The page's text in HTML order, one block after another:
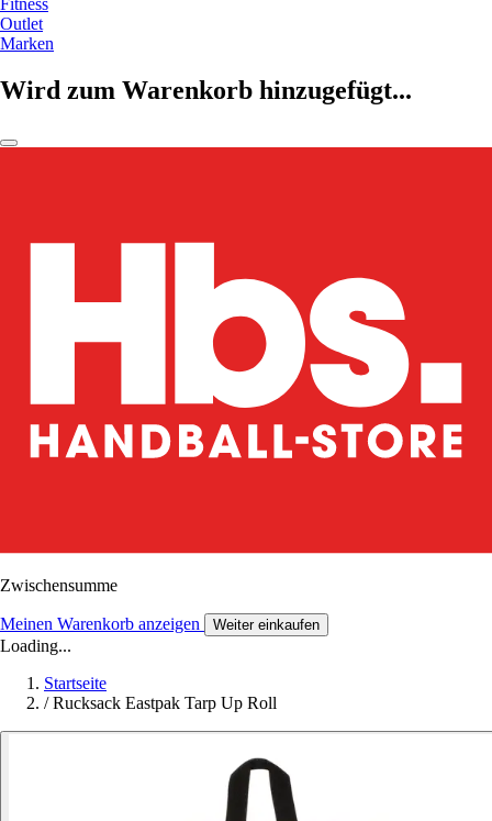
Fitness
Outlet
Marken
Wird zum Warenkorb hinzugefügt...
Zwischensumme
Meinen Warenkorb anzeigen Weiter einkaufen
Loading...
Startseite
/ Rucksack Eastpak Tarp Up Roll